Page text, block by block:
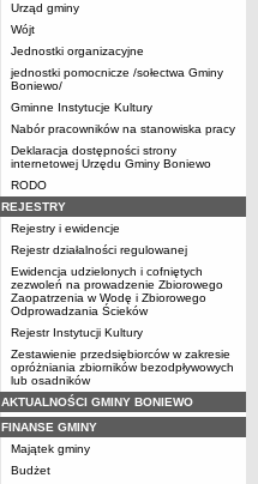
Urząd gminy
Wójt
Jednostki organizacyjne
jednostki pomocnicze /sołectwa Gminy
Boniewo/
Gminne Instytucje Kultury
Nabór pracowników na stanowiska pracy
Deklaracja dostępności strony
internetowej Urzędu Gminy Boniewo
RODO
REJESTRY
Rejestry i ewidencje
Rejestr działalności regulowanej
Ewidencja udzielonych i cofniętych
zezwoleń na prowadzenie Zbiorowego
Zaopatrzenia w Wodę i Zbiorowego
Odprowadzania Ścieków
Rejestr Instytucji Kultury
Zestawienie przedsiębiorców w zakresie
opróżniania zbiorników bezodpływowych
lub osadników
AKTUALNOŚCI GMINY BONIEWO
FINANSE GMINY
Majątek gminy
Budżet